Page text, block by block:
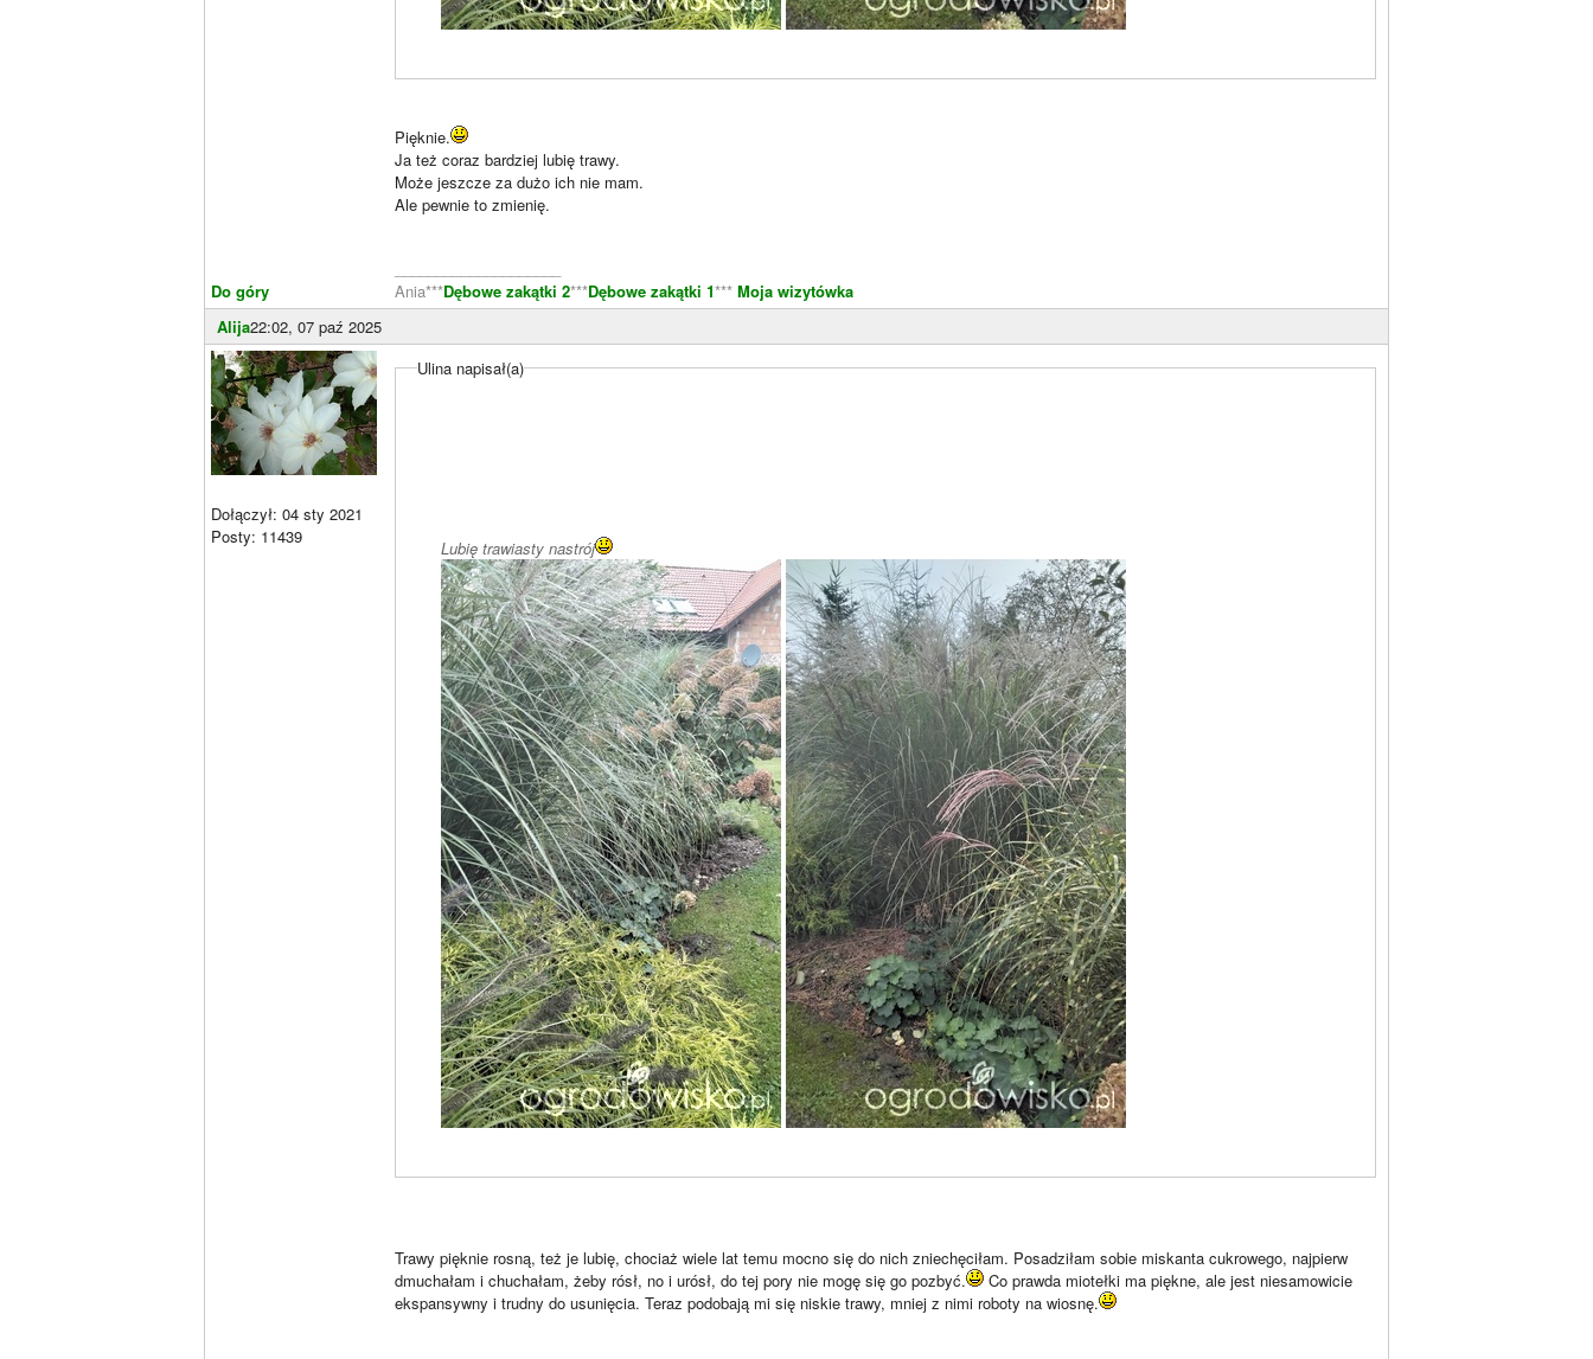
Do góry
Pięknie.
Ja też coraz bardziej lubię trawy.
Może jeszcze za dużo ich nie mam.
Ale pewnie to zmienię.
Ania***Dębowe zakątki 2***Dębowe zakątki 1*** Moja wizytówka
Alija22:02, 07 paź 2025
Dołączył: 04 sty 2021
Posty: 11439
Ulina napisał(a)
Lubię trawiasty nastrój
Trawy pięknie rosną, też je lubię, chociaż wiele lat temu mocno się do nich zniechęciłam. Posadziłam sobie miskanta cukrowego, najpierw
dmuchałam i chuchałam, żeby rósł, no i urósł, do tej pory nie mogę się go pozbyć.
Co prawda miotełki ma piękne, ale jest niesamowicie
ekspansywny i trudny do usunięcia. Teraz podobają mi się niskie trawy, mniej z nimi roboty na wiosnę.